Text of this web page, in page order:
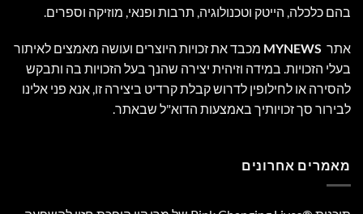
בהם כלכלה, הייטק וטכנולוגיה, תרבות ופנאי, מוזיקה וספרים.
אתר MYNEWS מכבד את זכויות היוצרים ועושה מאמצים לאיתור
בעלי הזכויות. במידה וזיהית יצירה שהנך בעל הזכויות בה ותבקש
להסירה או לחילופין לדרוש קבלת קרדיט ביצירה זו, אנא פני אלינו
לבירור סך זכויותיך באמצעות הדוא"ל שבאתר.
מאמרים אחרונים